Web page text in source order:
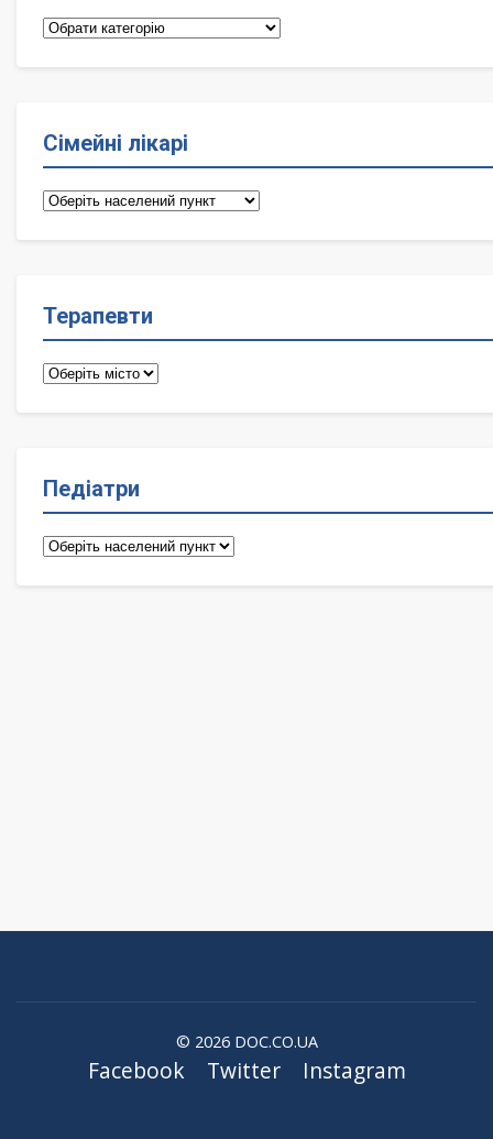
Категорії
Сімейні лікарі
Сімейні
Терапевти
Терапевти
Педіатри
Педіатри
© 2026 DOC.CO.UA
Facebook Twitter Instagram